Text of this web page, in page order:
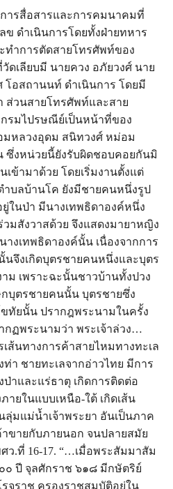
ารสื่อสารและการคมนาคมที่
ดำเนินการโดยทั้งฝ่ายทหาร
ทำการตัดสายโทรศัพท์ของ
ดเลียบมี นายควง อภัยวงศ์ นาย
โอสถานนท์ ดำเนินการ โดยมี
ส่วนสายโทรศัพท์และสาย
รมไปรษณีย์เป็นหน้าที่ของ
หลวงอุดม สนิทวงศ์ หม่อม
ซึ่งหน่วยนี้ยังรับผิดชอบคอยกันมิ
ข้ามาด้วย โดยเริ่มงานตั้งแต่
ำบลบ้านโค ยังมีชายคนหนึ่งรูป
ในป่า มีนางเทพธิดาองค์หนึ่ง
มสังวาสด้วย จึงแสดงมายาหญิง
งเทพธิดาองค์นั้น เนื่องจากการ
นจึงเกิดบุตรชายคนหนึ่งและบุตร
ม เพราะฉะนั้นชาวบ้านทั้งปวง
บุตรชายคนนั้น บุตรชายซึ่ง
ทัยนั้น ปรากฎพระนามในครั้ง
กฏพระนามว่า พระเจ้าล่วง…
ส้นทางการค้าสายไหมทางทะเล
า ชายทะเลจากอ่าวไทย มีการ
าและแร่ธาตุ เกิดการติดต่อ
ยในแบบเหนือ-ใต้ เกิดเส้น
ลุ่มแม่น้ำเจ้าพระยา อันเป็นภาค
ขายกับภายนอก จนปลายสมัย
ว.ที่ 16-17. “…เมื่อพระสัมมาสัม
ปี จุลศักราช ๖๑๘ มีกษัตริย์
จราช ครองราชสมบัติอยู่ใน